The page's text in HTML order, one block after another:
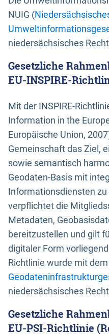
NUIG (
niedersächsisches
Gesetzliche
EU-INSPIRE-
Mit der INSPIRE-
Information in the
Europäische Union,
Gemeinschaft das Ziel,
sowie semantisch
Geodaten-Basis mit
Informationsdiensten
verpflichtet die
Metadaten,
bereitzustellen und gilt
digitaler Form
Richtlinie wurde mit dem
niedersächsisches
Gesetzliche
EU-PSI-Richtlinie